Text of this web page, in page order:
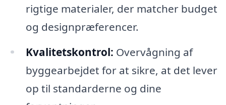
rigtige materialer, der matcher budget
og designpræferencer.
Kvalitetskontrol: Overvågning af
byggearbejdet for at sikre, at det lever
op til standarderne og dine